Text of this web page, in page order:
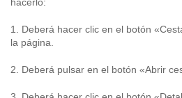
hacerlo:
1. Deberá hacer clic en el botón
la página.
2. Deberá pulsar en el botón «Abrir